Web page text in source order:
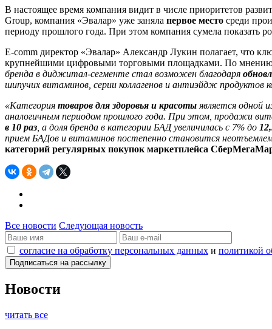
В настоящее время компания видит в числе приоритетов
Group, компания «Эвалар» уже заняла первое место среди
периоду прошлого года. При этом компания сумела показать
E-comm директор «Эвалар» Александр Лукин полагает, что
крупнейшими цифровыми торговыми площадками. По мнению
бренда в диджитал-сегменте стал возможен благодаря
шипучих витаминов, серии коллагенов и антиэйдж
«Категория товаров для здоровья и красоты является одной
аналогичным периодом прошлого года. При этом, продажи
в 10 раз , а доля бренда в категории БАД увеличилась с 7% до
прием БАДов и витаминов постепенно становится
категорий регулярных покупок маркетплейса
Все новости Следующая новость
согласие на обработку персональных данных и политикой
Новости
читать все